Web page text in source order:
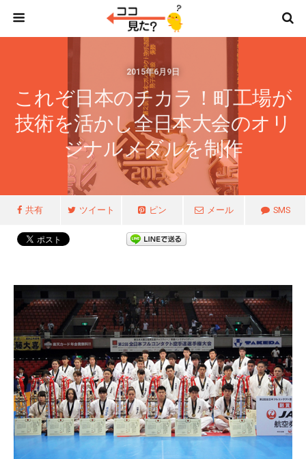
2015年6月9日
これぞ日本のチカラ！町工場が
技術を活かし全日本大会のオリ
ジナルメダルを制作
共有 ツイート ピン メール SMS